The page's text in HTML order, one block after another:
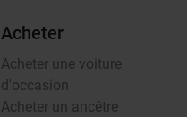
Acheter
Acheter une voiture
d'occasion
Acheter un ancêtre